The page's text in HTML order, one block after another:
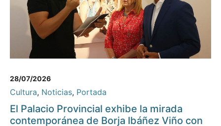
28/07/2026
Cultura, Noticias, Portada
El Palacio Provincial exhibe la mirada
contemporánea de Borja Ibáñez Viño con